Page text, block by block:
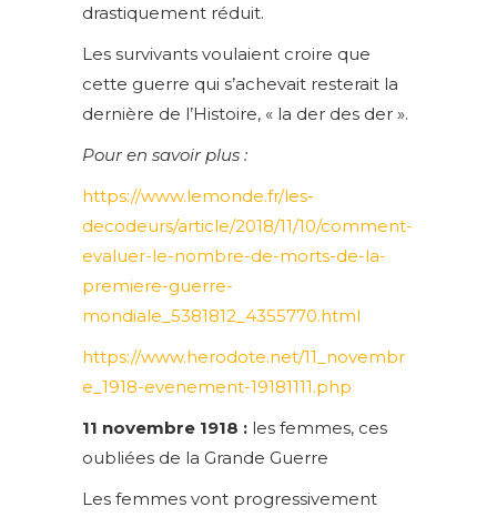
drastiquement réduit.
Les survivants voulaient croire que
cette guerre qui s’achevait resterait la
dernière de l’Histoire, « la der des der ».
Pour en savoir plus :
https://www.lemonde.fr/les-
decodeurs/article/2018/11/10/comment-
evaluer-le-nombre-de-morts-de-la-
premiere-guerre-
mondiale_5381812_4355770.html
https://www.herodote.net/11_novembr
e_1918-evenement-19181111.php
11 novembre 1918 : les femmes, ces
oubliées de la Grande Guerre
Les femmes vont progressivement